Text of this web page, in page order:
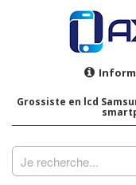
Grossiste en lcd